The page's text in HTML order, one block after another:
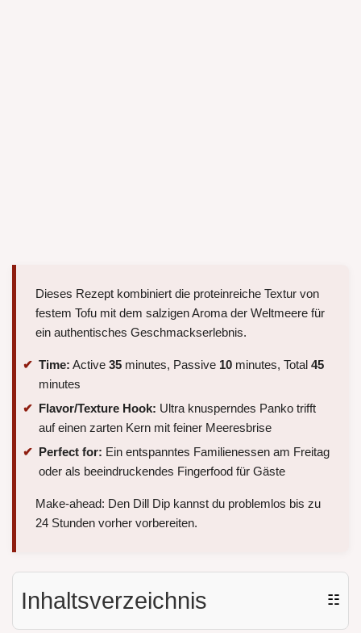
Dieses Rezept kombiniert die proteinreiche Textur von
festem Tofu mit dem salzigen Aroma der Weltmeere für
ein authentisches Geschmackserlebnis.
Time: Active 35 minutes, Passive 10 minutes, Total 45
minutes
Flavor/Texture Hook: Ultra knusperndes Panko trifft
auf einen zarten Kern mit feiner Meeresbrise
Perfect for: Ein entspanntes Familienessen am Freitag
oder als beeindruckendes Fingerfood für Gäste
Make-ahead: Den Dill Dip kannst du problemlos bis zu
24 Stunden vorher vorbereiten.
Inhaltsverzeichnis ☷